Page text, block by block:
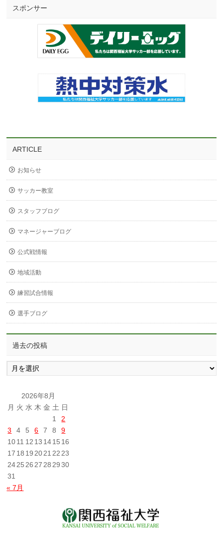
スポンサー
ARTICLE
お知らせ
サッカー教室
スタッフブログ
マネージャーブログ
公式戦情報
地域活動
練習試合情報
選手ブログ
過去の投稿
過
去
2026年8月
月 火 水 木 金 土 日
1
2
3
4 5 6 7 8
9
1011 12 13 1415 16
17 18 19 2021 22 23
2425 26 27 28 29 30
31
« 7月